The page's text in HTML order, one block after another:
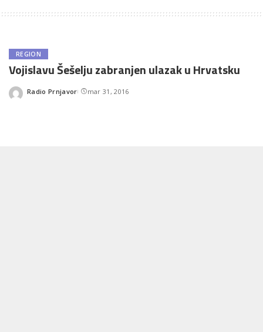
REGION
Vojislavu Šešelju zabranjen ulazak u Hrvatsku
Posted
Radio Prnjavor mar 31, 2016